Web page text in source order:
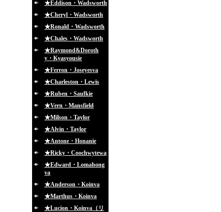
★Eddison・Wadsworth
★Cheryl・Wadsworth
★Ronald・Wadsworth
★Chales・Wadsworth
★Raymond&Doroth
y・Kyasyousie
★Ferron・Joseyesva
★Charleston・Lewis
★Ruben・Saufkie
★Vern・Mansfield
★Milson・Taylor
★Alvin・Taylor
★Antone・Honanie
★Ricky・Coochwytewa
★Edward・Lomahong
va
★Anderson・Koinva
★Marthus・Koinva
★Lucion・Koinva（リ